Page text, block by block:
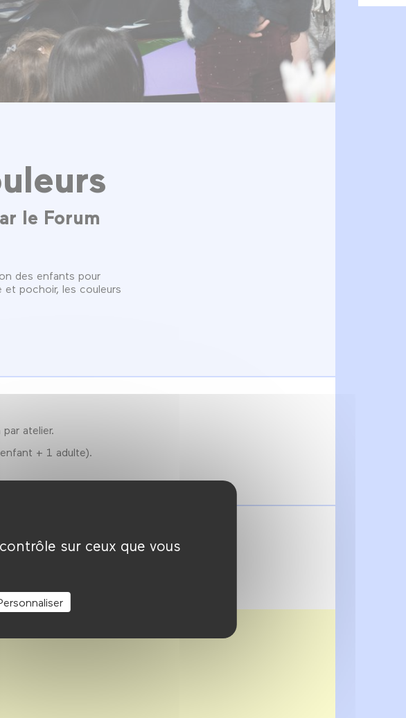
sur ceux que vous
le Forum
des enfants pour
pochoir, les couleurs
atelier.
+ 1 adulte).